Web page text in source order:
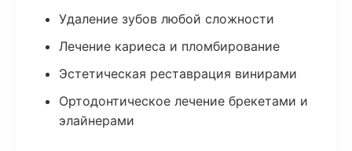
Удаление зубов любой сложности
Лечение кариеса и пломбирование
Эстетическая реставрация винирами
Ортодонтическое лечение брекетами и
элайнерами